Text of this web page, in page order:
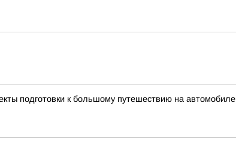
подготовки к большому путешествию на автомобиле